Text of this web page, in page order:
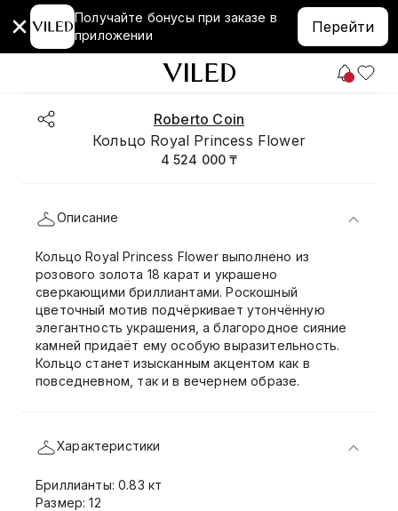
Получайте бонусы при заказе в
приложении
Перейти
Roberto Coin
Кольцо Royal Princess Flower
4 524 000 ₸
Описание
Кольцо Royal Princess Flower выполнено из
розового золота 18 карат и украшено
сверкающими бриллиантами. Роскошный
цветочный мотив подчёркивает утончённую
элегантность украшения, а благородное сияние
камней придаёт ему особую выразительность.
Кольцо станет изысканным акцентом как в
повседневном, так и в вечернем образе.
Характеристики
Бриллианты: 0.83 кт
Размер: 12